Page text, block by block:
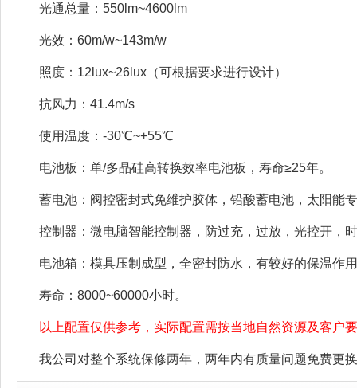
光通总量：550lm~4600lm
光效：60m/w~143m/w
照度：12lux~26lux（可根据要求进行设计）
抗风力：41.4m/s
使用温度：-30℃~+55℃
电池板：单/多晶硅高转换效率电池板，寿命≥25年。
蓄电池：阀控密封式免维护胶体，铅酸蓄电池，太阳能
控制器：微电脑智能控制器，防过充，过放，光控开，
电池箱：模具压制成型，全密封防水，有较好的保温作
寿命：8000~60000小时。
以上配置仅供参考，实际配置需按当地自然资源及客户
我公司对整个系统保修两年，两年内有质量问题免费更